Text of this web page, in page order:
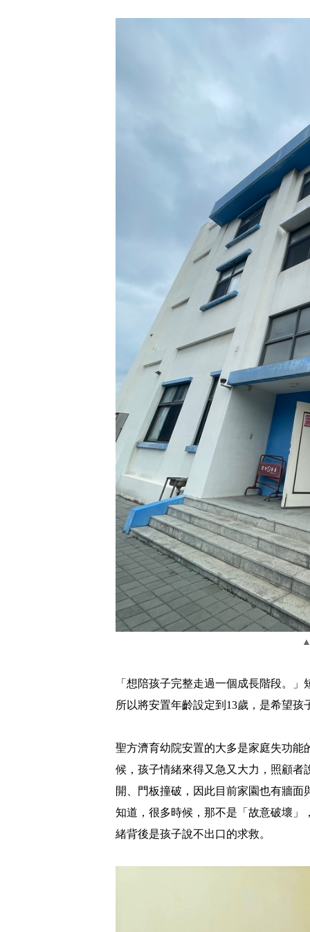
「想陪孩子完整走過一個成長階段。
所以將安置年齡設定到13歲，是希望
聖方濟育幼院安置的大多是家庭失功
候，孩子情緒來得又急又大力，照顧
開、門板撞破，因此目前家園也有牆
知道，很多時候，那不是「故意破壞
緒背後是孩子說不出口的求救。